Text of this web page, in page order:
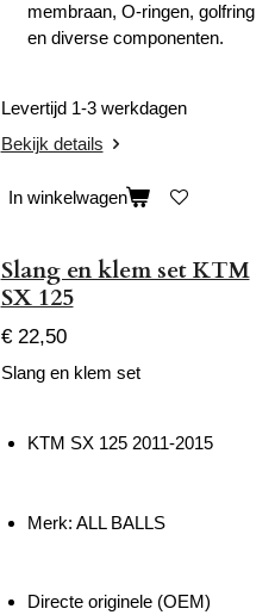
membraan, O-ringen, golfring
en diverse componenten.
Levertijd 1-3 werkdagen
Bekijk details
In winkelwagen
Slang en klem set KTM
SX 125
€ 22,50
Slang en klem set
KTM SX 125 2011-2015
Merk: ALL BALLS
Directe originele (OEM)